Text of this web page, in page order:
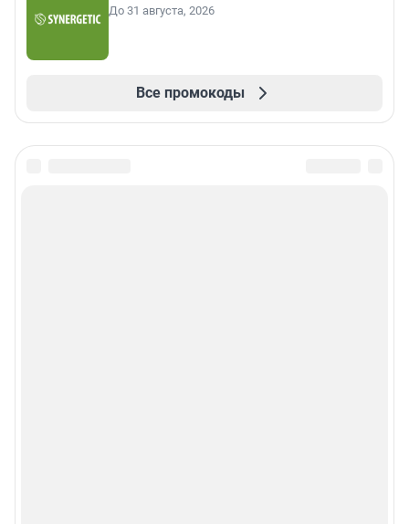
До 31 августа, 2026
Все промокоды